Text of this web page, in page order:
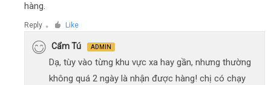
hàng.
Reply ● Like
Cẩm Tú ADMIN
Dạ, tùy vào từng khu vực xa hay gần, nhưng thường
không quá 2 ngày là nhận được hàng! chị có chạy